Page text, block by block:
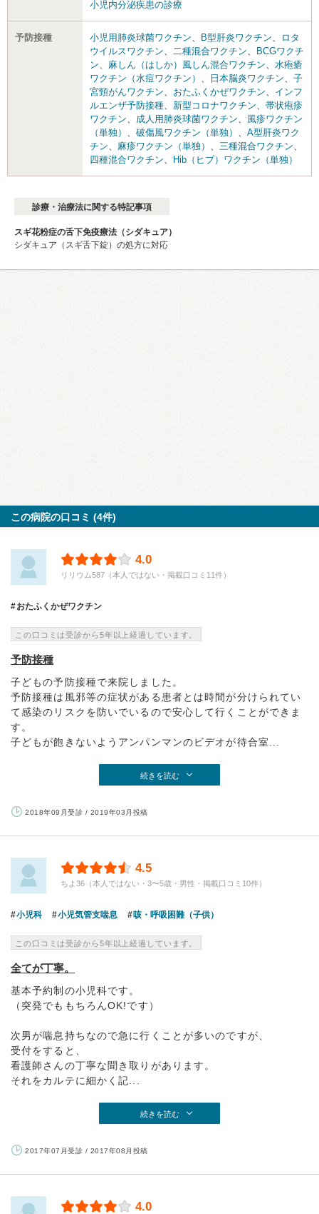
小児内分泌疾患の診療
予防接種 小児用肺炎球菌ワクチン、 B型肝炎ワクチン、
ロタ
ウイルスワクチン、 二種混合ワクチン、
BCGワクチ
ン、 麻しん（はしか）風しん混合ワクチン、 水疱瘡
ワクチン（水痘ワクチン） 、 日本脳炎ワクチン、 子
宮頸がんワクチン、 おたふくかぜワクチン、 インフ
ルエンザ予防接種、 新型コロナワクチン、 帯状疱疹
ワクチン、 成人用肺炎球菌ワクチン、 風疹ワクチン
（単独） 、 破傷風ワクチン（単独） 、 A型肝炎ワク
チン、 麻疹ワクチン（単独） 、 三種混合ワクチン、
四種混合ワクチン、 Hib（ヒブ）ワクチン（単独）
診療・治療法に関する特記事項
スギ花粉症の舌下免疫療法（シダキュア）
シダキュア（スギ舌下錠）の処方に対応
この病院の口コミ (4件)
4.0
リリウム587（本人ではない・掲載口コミ11件）
おたふくかぜワクチン
この口コミは受診から5年以上経過しています。
予防接種
子どもの予防接種で来院しました。
予防接種は風邪等の症状がある患者とは時間が分けられてい
て感染のリスクを防いでいるので安心して行くことができま
す。
子どもが飽きないようアンパンマンのビデオが待合室...
続きを読む
2018年09月受診 / 2019年03月投稿
4.5
ちよ36（本人ではない・3〜5歳・男性・掲載口コミ10件）
小児科 小児気管支喘息 咳・呼吸困難（子供）
この口コミは受診から5年以上経過しています。
全てが丁寧。
基本予約制の小児科です。
（突発でももちろんOK!です）
次男が喘息持ちなので急に行くことが多いのですが、
受付をすると、
看護師さんの丁寧な聞き取りがあります。
それをカルテに細かく記...
続きを読む
2017年07月受診 / 2017年08月投稿
4.0